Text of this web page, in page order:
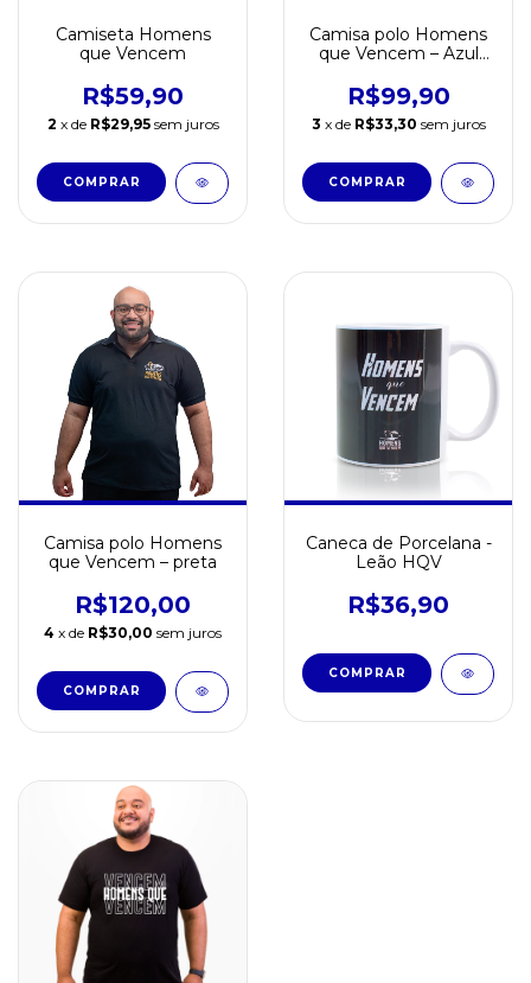
Camiseta Homens
que Vencem
R$59,90
2 x de R$29,95 sem juros
COMPRAR
Camisa polo Homens
que Vencem – Azul
R$99,90
3 x de R$33,30 sem juros
COMPRAR
Camisa polo Homens
que Vencem – preta
R$120,00
4 x de R$30,00 sem juros
COMPRAR
Caneca de Porcelana -
Leão HQV
R$36,90